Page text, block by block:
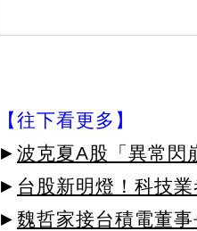
【往下看更多】
► 波克夏A股「異常閃
► 台股新明燈！科技
► 魏哲家接台積電董